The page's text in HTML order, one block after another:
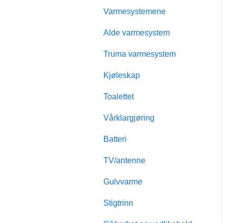
Varmesystemene
Alde varmesystem
Truma varmesystem
Kjøleskap
Toalettet
Vårklargjøring
Batteri
TV/antenne
Gulvvarme
Stigtrinn